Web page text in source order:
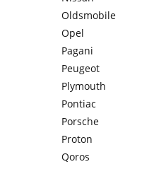
Oldsmobile
Opel
Pagani
Peugeot
Plymouth
Pontiac
Porsche
Proton
Qoros